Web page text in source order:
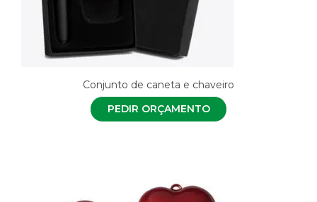
Conjunto de caneta e chaveiro
PEDIR ORÇAMENTO